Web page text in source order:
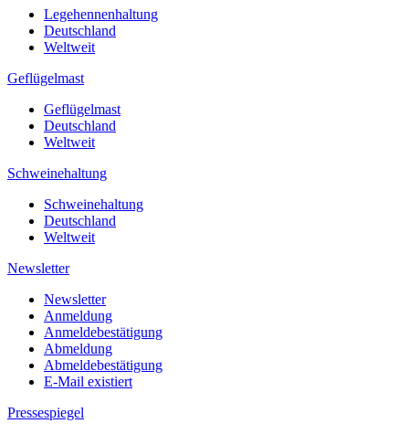
Legehennenhaltung
Deutschland
Weltweit
Geflügelmast
Geflügelmast
Deutschland
Weltweit
Schweinehaltung
Schweinehaltung
Deutschland
Weltweit
Newsletter
Newsletter
Anmeldung
Anmeldebestätigung
Abmeldung
Abmeldebestätigung
E-Mail existiert
Pressespiegel